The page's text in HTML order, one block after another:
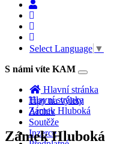
Select Language ▼
S námi víte KAM
Toggle
navigation
Hlavní stránka
Tipy na výlety
Archiv
Soutěže
Inzerce
Hlavní stránka
Zámek Hluboká
Zámek Hluboká